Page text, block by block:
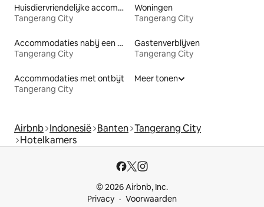
Huisdiervriendelijke accommodaties
Tangerang City
Woningen
Tangerang City
Accommodaties nabij een meer
Tangerang City
Gastenverblijven
Tangerang City
Accommodaties met ontbijt
Tangerang City
Meer tonen
Airbnb Indonesië Banten Tangerang City
Hotelkamers
© 2026 Airbnb, Inc.
Privacy
Voorwaarden